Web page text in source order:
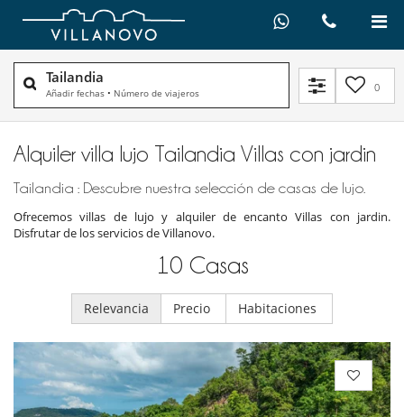
Tailandia
Añadir fechas • Número de viajeros 0
Alquiler villa lujo Tailandia Villas con jardin
Tailandia : Descubre nuestra selección de casas de lujo.
Ofrecemos villas de lujo y alquiler de encanto Villas con jardin.
Disfrutar de los servicios de Villanovo.
10 Casas
Relevancia Precio Habitaciones